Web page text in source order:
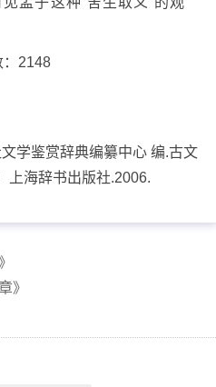
：2148
文学鉴赏辞典编纂中心 编.古文
上海辞书出版社.2006.
》